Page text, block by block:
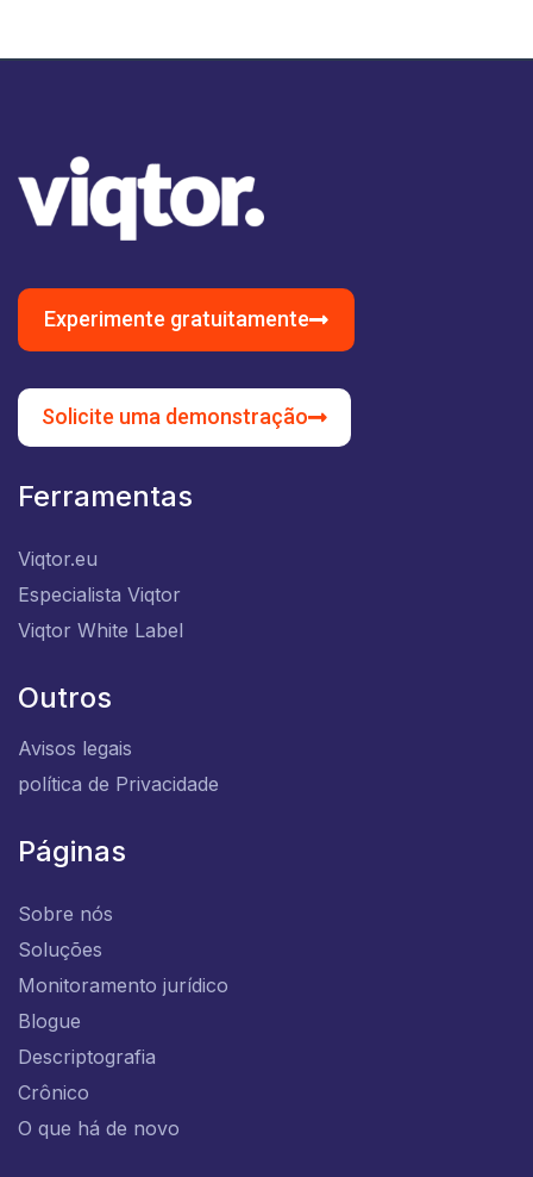
Experimente gratuitamente
Solicite uma demonstração
Viqtor.eu
Especialista Viqtor
Outros
Avisos legais
Sobre nós
Soluções
Monitoramento jurídico
Blogue
Descriptografia
Crônico